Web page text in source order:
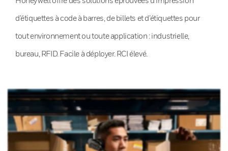
d’étiquettes à code à barres, de billets et d’étiquettes pour
tout environnement ou toute application : industrielle,
bureau, RFID. Facile à déployer. RCI élevé.